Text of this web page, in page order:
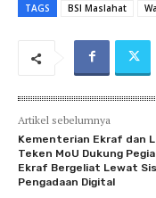
TAGS BSI Maslahat
Artikel sebelumnya
Kementerian Ekraf dan
Teken MoU Dukung
Ekraf Bergeliat Lewat
Pengadaan Digital